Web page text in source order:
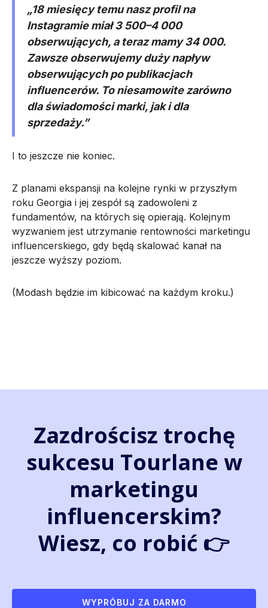
„18 miesięcy temu nasz profil na
Instagramie miał 3 500–4 000
obserwujących, a teraz mamy 34 000.
Zawsze obserwujemy duży napływ
obserwujących po publikacjach
influencerów. To niesamowite zarówno
dla świadomości marki, jak i dla
sprzedaży.”
I to jeszcze nie koniec.
Z planami ekspansji na kolejne rynki w przyszłym
roku Georgia i jej zespół są zadowoleni z
fundamentów, na których się opierają. Kolejnym
wyzwaniem jest utrzymanie rentowności marketingu
influencerskiego, gdy będą skalować kanał na
jeszcze wyższy poziom.
(Modash będzie im kibicować na każdym kroku.)
Zazdrościsz trochę
sukcesu Tourlane w
marketingu
influencerskim?
Wiesz, co robić 👉
WYPRÓBUJ ZA DARMO